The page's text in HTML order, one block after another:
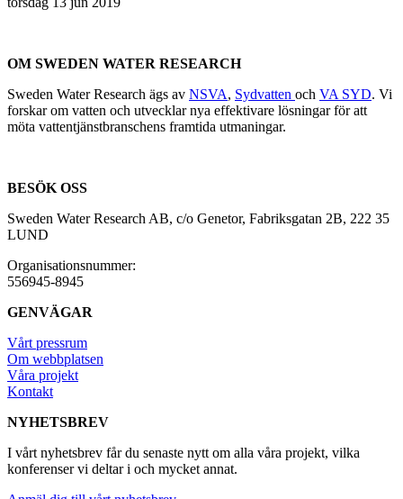
OM SWEDEN WATER RESEARCH
Sweden Water Research ägs av NSVA, Sydvatten och VA SYD. Vi
forskar om vatten och utvecklar nya effektivare lösningar för att
möta vattentjänstbranschens framtida utmaningar.
BESÖK OSS
Sweden Water Research AB, c/o Genetor, Fabriksgatan 2B, 222 35
LUND
Organisationsnummer:
556945-8945
GENVÄGAR
Vårt pressrum
Om webbplatsen
Våra projekt
Kontakt
NYHETSBREV
I vårt nyhetsbrev får du senaste nytt om alla våra projekt, vilka
konferenser vi deltar i och mycket annat.